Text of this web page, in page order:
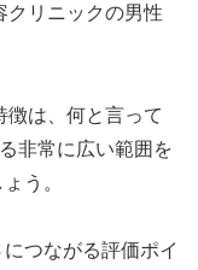
クリニックの男性
徴は、何と言って
非常に広い範囲を
う。
つながる評価ポイ